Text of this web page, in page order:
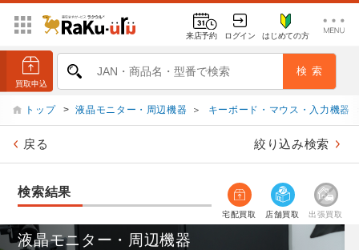
来店予約 ログイン はじめての方
トップ > 液晶モニター・周辺機器 ＞ キーボード・マウス・入力機器
戻る 絞り込み検索
検索結果
宅配買取 店舗買取 出張買取
液晶モニター・周辺機器